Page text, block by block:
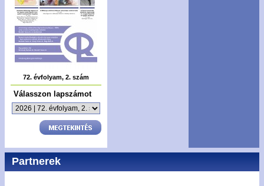
72. évfolyam, 2. szám
Válasszon lapszámot
Partnerek